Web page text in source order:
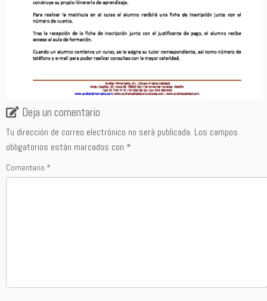
Deja un comentario
Tu dirección de correo electrónico no será publicada. Los campos
obligatorios están marcados con *
Comentario *